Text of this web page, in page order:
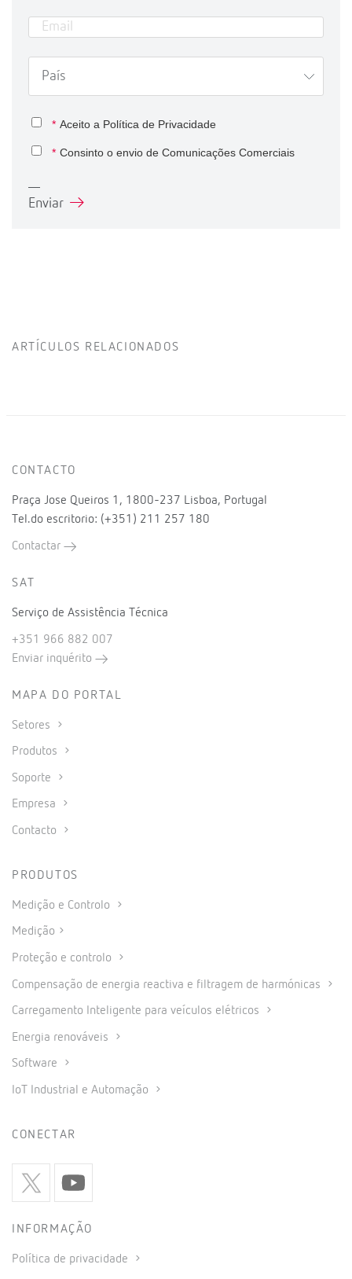
* Aceito a Política de Privacidade
* Consinto o envio de Comunicações Comerciais
Enviar
ARTÍCULOS RELACIONADOS
CONTACTO
Praça Jose Queiros 1, 1800-237 Lisboa, Portugal
Tel.do escritorio: (+351) 211 257 180
Contactar
SAT
Serviço de Assistência Técnica
+351 966 882 007
Enviar inquérito
MAPA DO PORTAL
Setores
Produtos
Soporte
Empresa
Contacto
PRODUTOS
Medição e Controlo
Medição
Proteção e controlo
Compensação de energia reactiva e filtragem de harmónicas
Carregamento Inteligente para veículos elétricos
Energia renováveis
Software
IoT Industrial e Automação
CONECTAR
INFORMAÇÃO
Política de privacidade